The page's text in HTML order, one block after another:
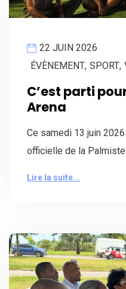
22 JUIN 2026
ÉVÈNEMENT, SPORT,
C’est parti
Arena
Ce samedi 13 juin 2026
officielle de la
Lire la suite...